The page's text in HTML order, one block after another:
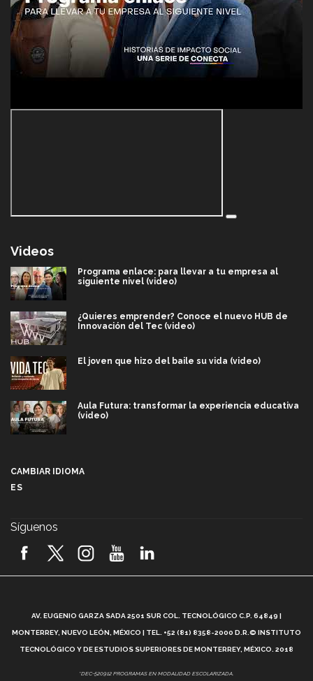
Videos
Programa enlace: para llevar a tu empresa al
siguiente nivel (video)
¿Quieres emprender? Conoce el nuevo HUB de
Innovación del Tec (video)
El joven que hizo del baile su vida (video)
Aula Futura: transformar la experiencia educativa
(video)
2026! (video)
¿Cómo es el Modelo Educativo Tec? (video)
Vida Tec: Feminismo e Inteligencia Artificial, Paola
CAMBIAR IDIOMA
ES
Síguenos
AV. EUGENIO GARZA SADA 2501 SUR COL. TECNOLÓGICO C.P. 64849 |
MONTERREY, NUEVO LEÓN, MÉXICO | TEL. +52 (81) 8358-2000 D.R.© INSTITUTO
TECNOLÓGICO Y DE ESTUDIOS SUPERIORES DE MONTERREY, MÉXICO. 2018
*DEC-520912 PROGRAMAS EN MODALIDAD ESCOLARIZADA.